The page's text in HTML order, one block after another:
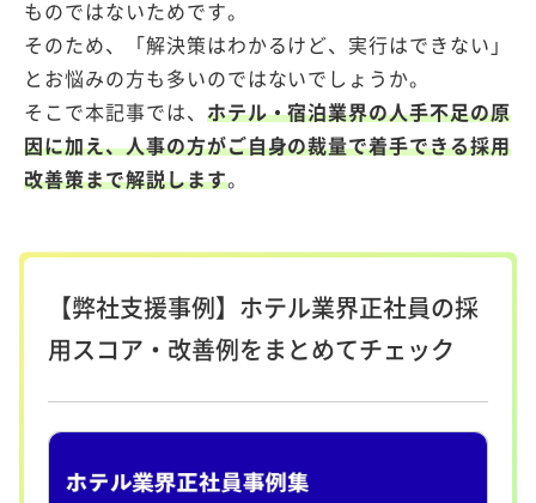
ものではないためです。
そのため、「解決策はわかるけど、実行はできない」
とお悩みの方も多いのではないでしょうか。
そこで本記事では、 ホテル・宿泊業界の人手不足の原
因に加え、人事の方がご自身の裁量で着手できる採用
改善策まで解説します。
【弊社支援事例】ホテル業界正社員の採
用スコア・改善例をまとめてチェック